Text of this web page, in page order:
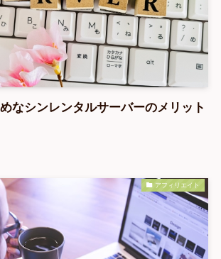
なシンレンタルサーバーのメリット
アフィリエイト